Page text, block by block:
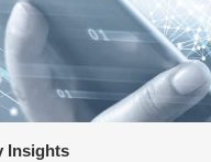
Insights